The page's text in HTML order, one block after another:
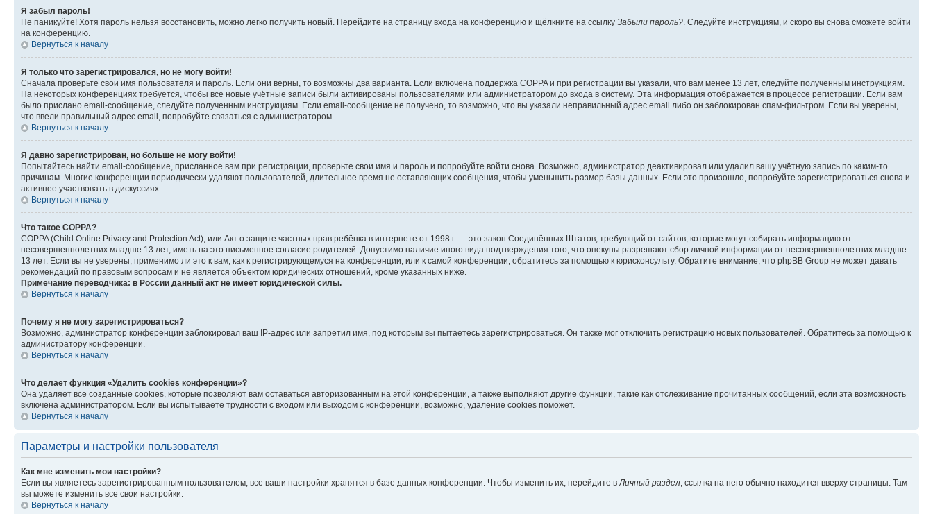
Я забыл пароль!
Не паникуйте! Хотя пароль нельзя восстановить, можно легко получить новый. Перейдите на страницу входа на конференцию и щёлкните на ссылку Забыли пароль?. Следуйте инструкциям, и скоро вы снова сможете войти
на конференцию.
Вернуться к началу
Я только что зарегистрировался, но не могу войти!
Сначала проверьте свои имя пользователя и пароль. Если они верны, то возможны два варианта. Если включена поддержка COPPA и при регистрации вы указали, что вам менее 13 лет, следуйте полученным инструкциям.
На некоторых конференциях требуется, чтобы все новые учётные записи были активированы пользователями или администратором до входа в систему. Эта информация отображается в процессе регистрации. Если вам
было прислано email-сообщение, следуйте полученным инструкциям. Если email-сообщение не получено, то возможно, что вы указали неправильный адрес email либо он заблокирован спам-фильтром. Если вы уверены,
что ввели правильный адрес email, попробуйте связаться с администратором.
Вернуться к началу
Я давно зарегистрирован, но больше не могу войти!
Попытайтесь найти email-сообщение, присланное вам при регистрации, проверьте свои имя и пароль и попробуйте войти снова. Возможно, администратор деактивировал или удалил вашу учётную запись по каким-то
причинам. Многие конференции периодически удаляют пользователей, длительное время не оставляющих сообщения, чтобы уменьшить размер базы данных. Если это произошло, попробуйте зарегистрироваться снова и
активнее участвовать в дискуссиях.
Вернуться к началу
Что такое COPPA?
COPPA (Child Online Privacy and Protection Act), или Акт о защите частных прав ребёнка в интернете от 1998 г. — это закон Соединённых Штатов, требующий от сайтов, которые могут собирать информацию от
несовершеннолетних младше 13 лет, иметь на это письменное согласие родителей. Допустимо наличие иного вида подтверждения того, что опекуны разрешают сбор личной информации от несовершеннолетних младше
13 лет. Если вы не уверены, применимо ли это к вам, как к регистрирующемуся на конференции, или к самой конференции, обратитесь за помощью к юрисконсульту. Обратите внимание, что phpBB Group не может давать
рекомендаций по правовым вопросам и не является объектом юридических отношений, кроме указанных ниже.
Примечание переводчика: в России данный акт не имеет юридической силы.
Вернуться к началу
Почему я не могу зарегистрироваться?
Возможно, администратор конференции заблокировал ваш IP-адрес или запретил имя, под которым вы пытаетесь зарегистрироваться. Он также мог отключить регистрацию новых пользователей. Обратитесь за помощью к
администратору конференции.
Вернуться к началу
Что делает функция «Удалить cookies конференции»?
Она удаляет все созданные cookies, которые позволяют вам оставаться авторизованным на этой конференции, а также выполняют другие функции, такие как отслеживание прочитанных сообщений, если эта возможность
включена администратором. Если вы испытываете трудности с входом или выходом с конференции, возможно, удаление cookies поможет.
Вернуться к началу
Параметры и настройки пользователя
Как мне изменить мои настройки?
Если вы являетесь зарегистрированным пользователем, все ваши настройки хранятся в базе данных конференции. Чтобы изменить их, перейдите вЛичный раздел; ссылка на него обычно находится вверху страницы. Там
вы можете изменить все свои настройки.
Вернуться к началу